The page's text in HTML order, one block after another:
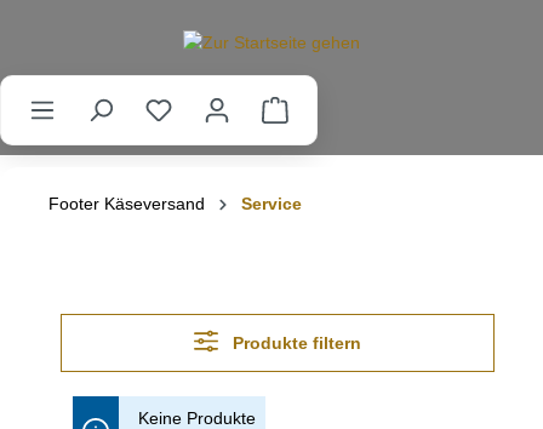
Footer Käseversand Service
Produkte filtern
Keine Produkte